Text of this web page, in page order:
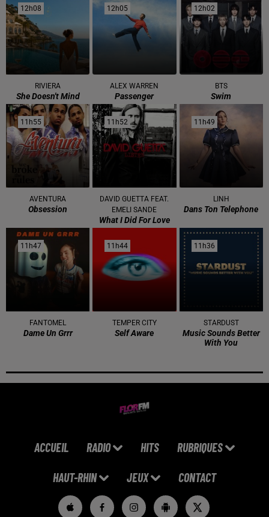
12h08
12h08
RIVIERA
She Doesn't Mind
12h05
12h05
ALEX WARREN
Passenger
12h02
12h02
BTS
Swim
11h55
11h55
AVENTURA
Obsession
11h52
11h52
DAVID GUETTA FEAT.
EMELI SANDE
What I Did For Love
11h49
11h49
LINH
Dans Ton Telephone
11h47
11h47
FANTOMEL
Dame Un Grrr
11h44
11h44
TEMPER CITY
Self Aware
11h36
11h36
STARDUST
Music Sounds Better
With You
ACCUEIL RADIO HITS RUBRIQUES
HAUT-RHIN JEUX CONTACT